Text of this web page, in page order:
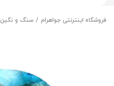
فروشگاه اینترنتی جواهرام سنگ و نگین